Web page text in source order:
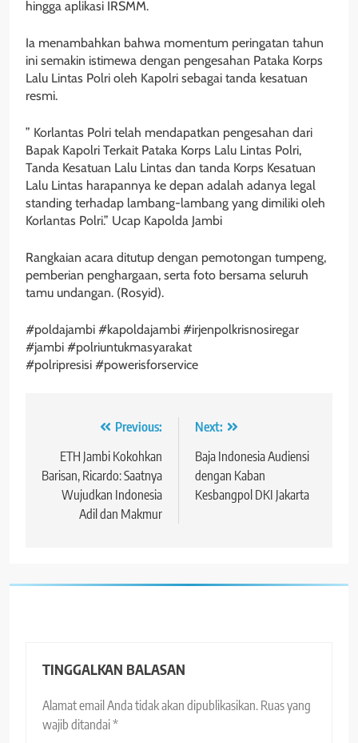
hingga aplikasi IRSMM.
Ia menambahkan bahwa momentum peringatan tahun
ini semakin istimewa dengan pengesahan Pataka Korps
Lalu Lintas Polri oleh Kapolri sebagai tanda kesatuan
resmi.
” Korlantas Polri telah mendapatkan pengesahan dari
Bapak Kapolri Terkait Pataka Korps Lalu Lintas Polri,
Tanda Kesatuan Lalu Lintas dan tanda Korps Kesatuan
Lalu Lintas harapannya ke depan adalah adanya legal
standing terhadap lambang-lambang yang dimiliki oleh
Korlantas Polri.” Ucap Kapolda Jambi
Rangkaian acara ditutup dengan pemotongan tumpeng,
pemberian penghargaan, serta foto bersama seluruh
tamu undangan. (Rosyid).
#poldajambi #kapoldajambi #irjenpolkrisnosiregar
#jambi #polriuntukmasyarakat
#polripresisi #powerisforservice
Navigasi
pos
Previous:
ETH Jambi Kokohkan
Barisan, Ricardo: Saatnya
Wujudkan Indonesia
Adil dan Makmur
Next:
Baja Indonesia Audiensi
dengan Kaban
Kesbangpol DKI Jakarta
TINGGALKAN BALASAN
Alamat email Anda tidak akan dipublikasikan. Ruas yang
wajib ditandai*